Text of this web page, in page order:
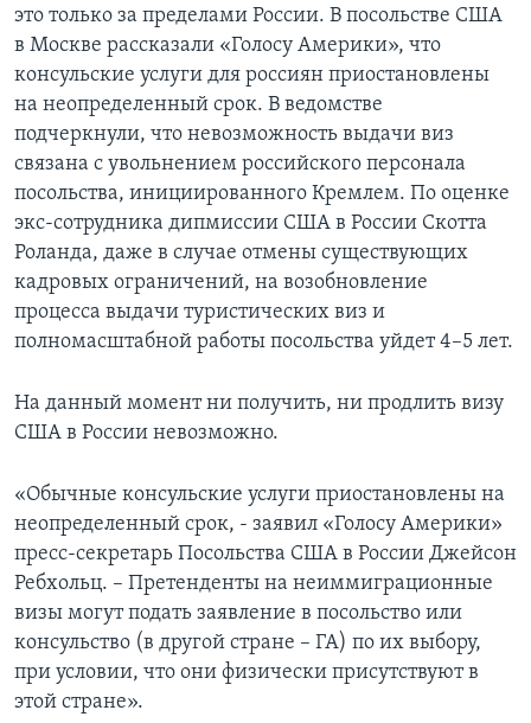
это только за пределами России. В посольстве США
в Москве рассказали «Голосу Америки», что
консульские услуги для россиян приостановлены
на неопределенный срок. В ведомстве
подчеркнули, что невозможность выдачи виз
связана с увольнением российского персонала
посольства, инициированного Кремлем. По оценке
экс-сотрудника дипмиссии США в России Скотта
Роланда, даже в случае отмены существующих
кадровых ограничений, на возобновление
процесса выдачи туристических виз и
полномасштабной работы посольства уйдет 4–5 лет.
На данный момент ни получить, ни продлить визу
США в России невозможно.
«Обычные консульские услуги приостановлены на
неопределенный срок, - заявил «Голосу Америки»
пресс-секретарь Посольства США в России Джейсон
Ребхольц. – Претенденты на неиммиграционные
визы могут подать заявление в посольство или
консульство (в другой стране – ГА) по их выбору,
при условии, что они физически присутствуют в
этой стране».